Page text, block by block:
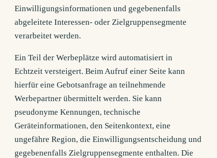
Einwilligungsinformationen und gegebenenfalls
abgeleitete Interessen- oder Zielgruppensegmente
verarbeitet werden.
Ein Teil der Werbeplätze wird automatisiert in
Echtzeit versteigert. Beim Aufruf einer Seite kann
hierfür eine Gebotsanfrage an teilnehmende
Werbepartner übermittelt werden. Sie kann
pseudonyme Kennungen, technische
Geräteinformationen, den Seitenkontext, eine
ungefähre Region, die Einwilligungsentscheidung und
gegebenenfalls Zielgruppensegmente enthalten. Die